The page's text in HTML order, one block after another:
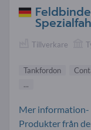
Tillverkare
Tankfordon
...
Mer information-
Produkter från